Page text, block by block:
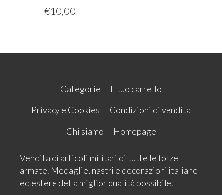
€10,00
Categorie
Il tuo carrello
Privacy e Cookies
Condizioni di vendita
Chi siamo
Homepage
Vendita di articoli militari di tutte le forze
armate. Medaglie, nastri e decorazioni italiane
ed estere della miglior qualità possibile.